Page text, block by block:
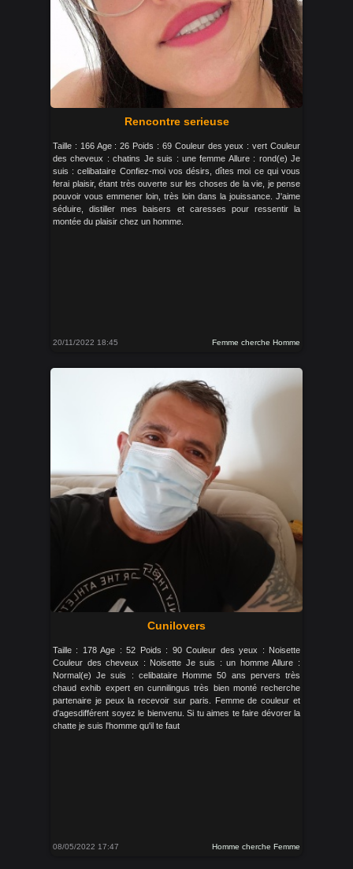
Rencontre serieuse
Taille : 166 Age : 26 Poids : 69 Couleur des yeux : vert Couleur
des cheveux : chatins Je suis : une femme Allure : rond(e) Je
suis : celibataire Confiez-moi vos désirs, dîtes moi ce qui vous
ferai plaisir, étant très ouverte sur les choses de la vie, je pense
pouvoir vous emmener loin, très loin dans la jouissance. J'aime
séduire, distiller mes baisers et caresses pour ressentir la
montée du plaisir chez un homme.
20/11/2022 18:45 Femme cherche Homme
Cunilovers
Taille : 178 Age : 52 Poids : 90 Couleur des yeux : Noisette
Couleur des cheveux : Noisette Je suis : un homme Allure :
Normal(e) Je suis : celibataire Homme 50 ans pervers très
chaud exhib expert en cunnilingus très bien monté recherche
partenaire je peux la recevoir sur paris. Femme de couleur et
d'agesdifférent soyez le bienvenu. Si tu aimes te faire dévorer la
chatte je suis l'homme qu'il te faut
08/05/2022 17:47 Homme cherche Femme